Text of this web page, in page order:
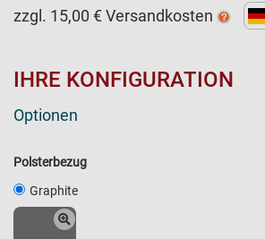
zzgl. 15,00 € Versandkosten
IHRE KONFIGURATION
Optionen
Polsterbezug
Graphite